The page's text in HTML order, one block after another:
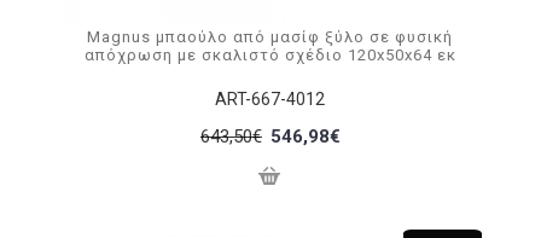
ART-667-4012
Magnus μπαούλο από μασίφ ξύλο σε φυσική
απόχρωση με σκαλιστό σχέδιο 120x50x64 εκ
643,50€ 546,98€